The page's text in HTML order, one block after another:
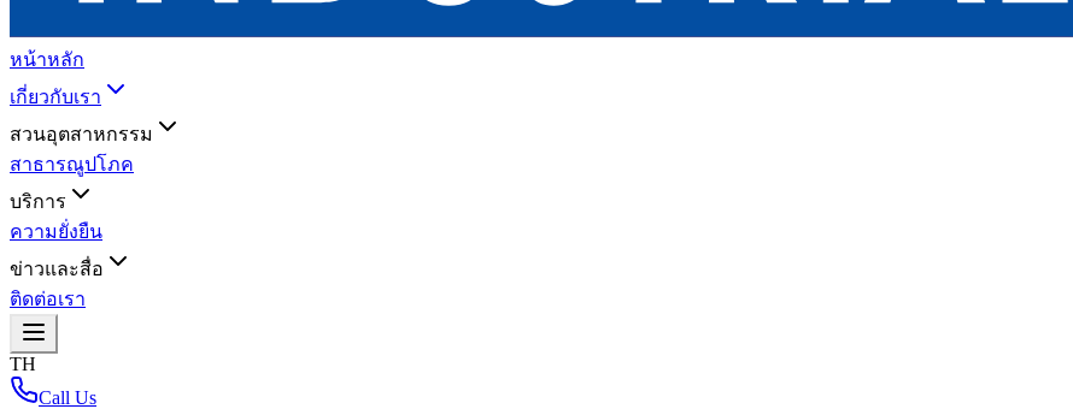
หน้าหลัก
เกี่ยวกับเรา
สวนอุตสาหกรรม
สาธารณูปโภค
บริการ
ความยั่งยืน
ข่าวและสื่อ
ติดต่อเรา
TH
Call Us